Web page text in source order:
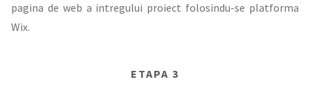
pagina de web a intregului proiect folosindu-se platforma
Wix.
ETAPA 3